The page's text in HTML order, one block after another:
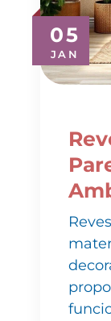
05
JAN
para